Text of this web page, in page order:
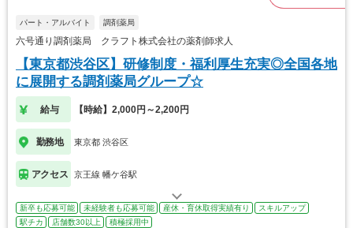
パート・アルバイト 調剤薬局
六号通り調剤薬局 クラフト株式会社の薬剤師求人
【東京都渋谷区】研修制度・福利厚生充実◎全国各地
に展開する調剤薬局グループ☆
給与 【時給】2,000円～2,200円
勤務地 東京都 渋谷区
アクセス 京王線 幡ケ谷駅
新卒も応募可能 未経験者も応募可能 産休・育休取得実績有り
スキルアップ
駅チカ
店舗数30以上 積極採用中